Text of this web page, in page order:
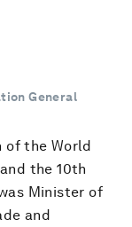
General
of the World
the 10th
Minister of
and